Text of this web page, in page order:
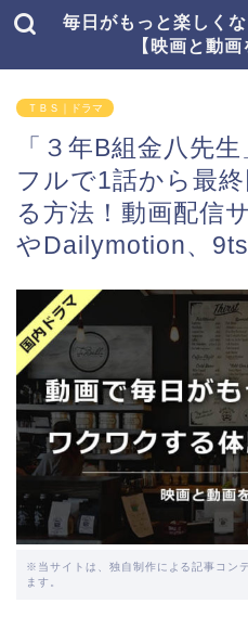
毎日がもっと楽しく
【映画と動
ＴＢＳ｜ドラマ
「３年B組金八先
フルで1話から最
る方法！動画配信
やDailymotion、
※当サイトは、独自制作による記事コン
ます。